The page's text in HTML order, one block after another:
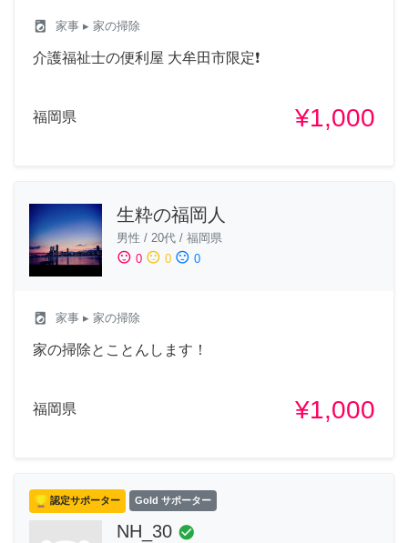
local_laundry_service 家事 ▸ 家の掃除
介護福祉士の便利屋 大牟田市限定❗️
福岡県 ¥1,000
生粋の福岡人
男性 / 20代 / 福岡県
sentiment_satisfied 0 sentiment_neutral 0 sentiment_dissatisfied 0
local_laundry_service 家事 ▸ 家の掃除
家の掃除とことんします！
福岡県 ¥1,000
認定サポーター Gold サポーター
NH_30 check_circle